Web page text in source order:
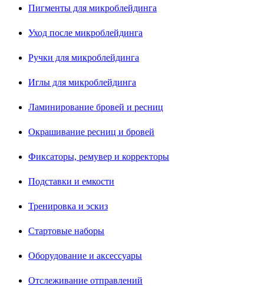
Пигменты для микроблейдинга
Уход после микроблейдинга
Ручки для микроблейдинга
Иглы для микроблейдинга
Ламинирование бровей и ресниц
Окрашивание ресниц и бровей
Фиксаторы, ремувер и корректоры
Подставки и емкости
Тренировка и эскиз
Стартовые наборы
Оборудование и аксессуары
Отслеживание отправлений